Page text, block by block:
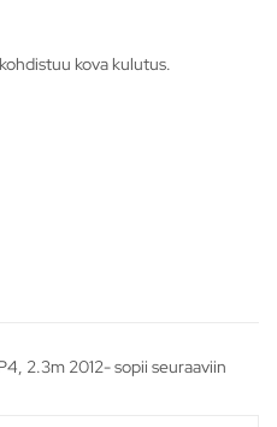
kova kulutus.
2.3m 2012- sopii seuraaviin